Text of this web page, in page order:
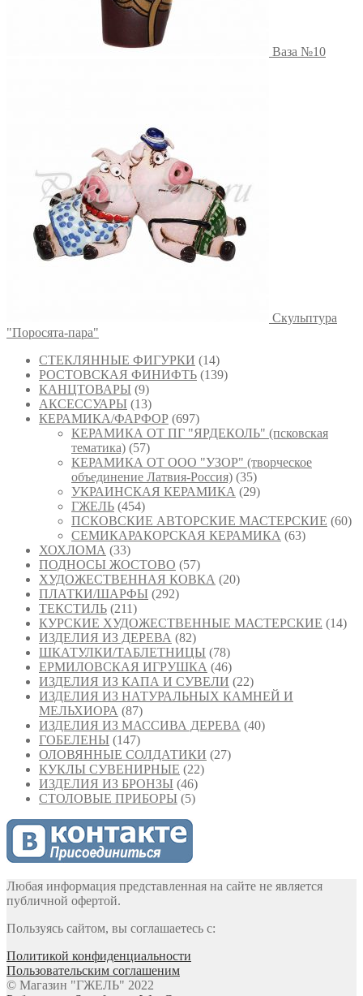
Ваза №10
Скульптура
"Поросята-пара"
СТЕКЛЯННЫЕ ФИГУРКИ (14)
РОСТОВСКАЯ ФИНИФТЬ (139)
КАНЦТОВАРЫ (9)
АКСЕССУАРЫ (13)
КЕРАМИКА/ФАРФОР (697)
КЕРАМИКА ОТ ПГ "ЯРДЕКОЛЬ" (псковская
тематика) (57)
КЕРАМИКА ОТ ООО "УЗОР" (творческое
объединение Латвия-Россия) (35)
УКРАИНСКАЯ КЕРАМИКА (29)
ГЖЕЛЬ (454)
ПСКОВСКИЕ АВТОРСКИЕ МАСТЕРСКИЕ (60)
СЕМИКАРАКОРСКАЯ КЕРАМИКА (63)
ХОХЛОМА (33)
ПОДНОСЫ ЖОСТОВО (57)
ХУДОЖЕСТВЕННАЯ КОВКА (20)
ПЛАТКИ/ШАРФЫ (292)
ТЕКСТИЛЬ (211)
КУРСКИЕ ХУДОЖЕСТВЕННЫЕ МАСТЕРСКИЕ (14)
ИЗДЕЛИЯ ИЗ ДЕРЕВА (82)
ШКАТУЛКИ/ТАБЛЕТНИЦЫ (78)
ЕРМИЛОВСКАЯ ИГРУШКА (46)
ИЗДЕЛИЯ ИЗ КАПА И СУВЕЛИ (22)
ИЗДЕЛИЯ ИЗ НАТУРАЛЬНЫХ КАМНЕЙ И
МЕЛЬХИОРА (87)
ИЗДЕЛИЯ ИЗ МАССИВА ДЕРЕВА (40)
ГОБЕЛЕНЫ (147)
ОЛОВЯННЫЕ СОЛДАТИКИ (27)
КУКЛЫ СУВЕНИРНЫЕ (22)
ИЗДЕЛИЯ ИЗ БРОНЗЫ (46)
СТОЛОВЫЕ ПРИБОРЫ (5)
Любая информация представленная на сайте не является
публичной офертой.
Пользуясь сайтом, вы соглашаетесь с:
Политикой конфиденциальности
Пользовательским соглашеним
© Магазин "ГЖЕЛЬ" 2022